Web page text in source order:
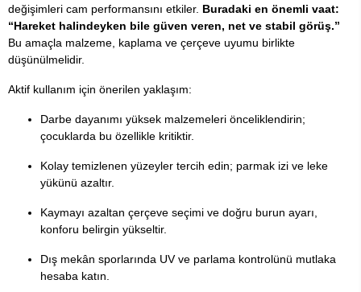
değişimleri cam performansını etkiler. Buradaki en önemli vaat:
“Hareket halindeyken bile güven veren, net ve stabil görüş.”
Bu amaçla malzeme, kaplama ve çerçeve uyumu birlikte
düşünülmelidir.
Aktif kullanım için önerilen yaklaşım:
Darbe dayanımı yüksek malzemeleri önceliklendirin;
çocuklarda bu özellikle kritiktir.
Kolay temizlenen yüzeyler tercih edin; parmak izi ve leke
yükünü azaltır.
Kaymayı azaltan çerçeve seçimi ve doğru burun ayarı,
konforu belirgin yükseltir.
Dış mekân sporlarında UV ve parlama kontrolünü mutlaka
hesaba katın.